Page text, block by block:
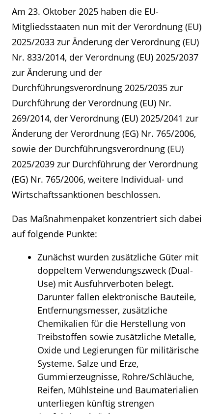
Am 23. Oktober 2025 haben die EU-
Mitgliedsstaaten nun mit der Verordnung (EU)
2025/2033 zur Änderung der Verordnung (EU)
Nr. 833/2014, der Verordnung (EU) 2025/2037
zur Änderung und der
Durchführungsverordnung 2025/2035 zur
Durchführung der Verordnung (EU) Nr.
269/2014, der Verordnung (EU) 2025/2041 zur
Änderung der Verordnung (EG) Nr. 765/2006,
sowie der Durchführungsverordnung (EU)
2025/2039 zur Durchführung der Verordnung
(EG) Nr. 765/2006, weitere Individual- und
Wirtschaftssanktionen beschlossen.
Das Maßnahmenpaket konzentriert sich dabei
auf folgende Punkte:
Zunächst wurden zusätzliche Güter mit
doppeltem Verwendungszweck (Dual-
Use) mit Ausfuhrverboten belegt.
Darunter fallen elektronische Bauteile,
Entfernungsmesser, zusätzliche
Chemikalien für die Herstellung von
Treibstoffen sowie zusätzliche Metalle,
Oxide und Legierungen für militärische
Systeme. Salze und Erze,
Gummierzeugnisse, Rohre/Schläuche,
Reifen, Mühlsteine und Baumaterialien
unterliegen künftig strengen